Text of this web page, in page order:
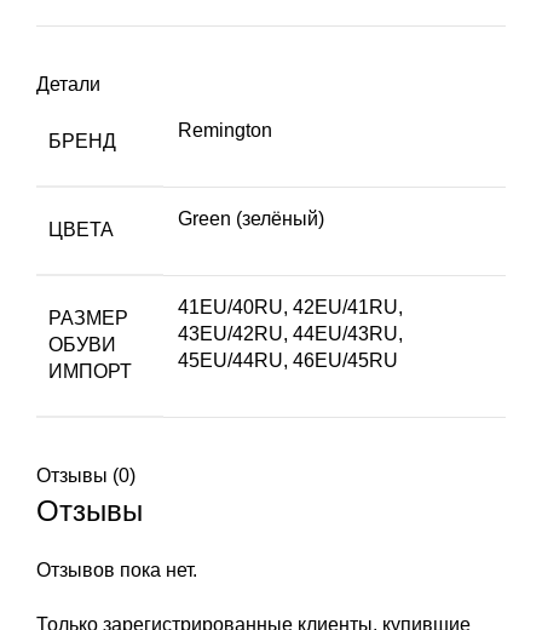
Детали
БРЕНД
Remington
ЦВЕТА
Green (зелёный)
РАЗМЕР
ОБУВИ
ИМПОРТ
41EU/40RU, 42EU/41RU,
43EU/42RU, 44EU/43RU,
45EU/44RU, 46EU/45RU
Отзывы (0)
Отзывы
Отзывов пока нет.
Только зарегистрированные клиенты, купившие